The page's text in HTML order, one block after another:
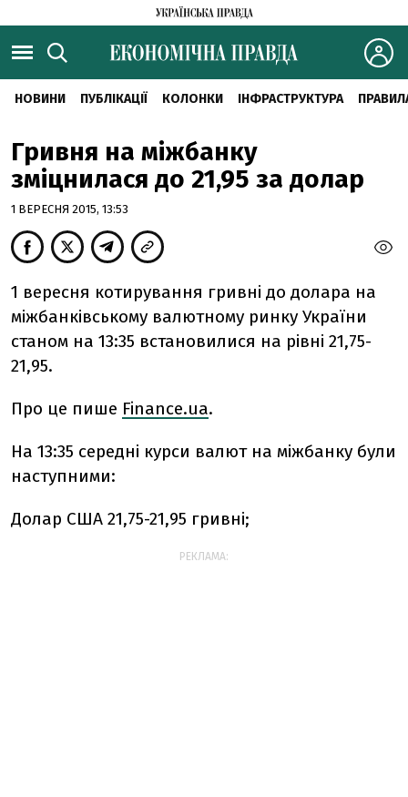
НОВИНИ ПУБЛІКАЦІЇ КОЛОНКИ ІНФРАСТРУКТУРА
Гривня на міжбанку
зміцнилася до 21,95 за долар
1 ВЕРЕСНЯ 2015, 13:53
1 вересня котирування гривні до долара на
міжбанківському валютному ринку України
станом на 13:35 встановилися на рівні 21,75-
21,95.
Про це пише Finanсe.ua.
На 13:35 середні курси валют на міжбанку були
наступними:
Долар США 21,75-21,95 гривні;
РЕКЛАМА: